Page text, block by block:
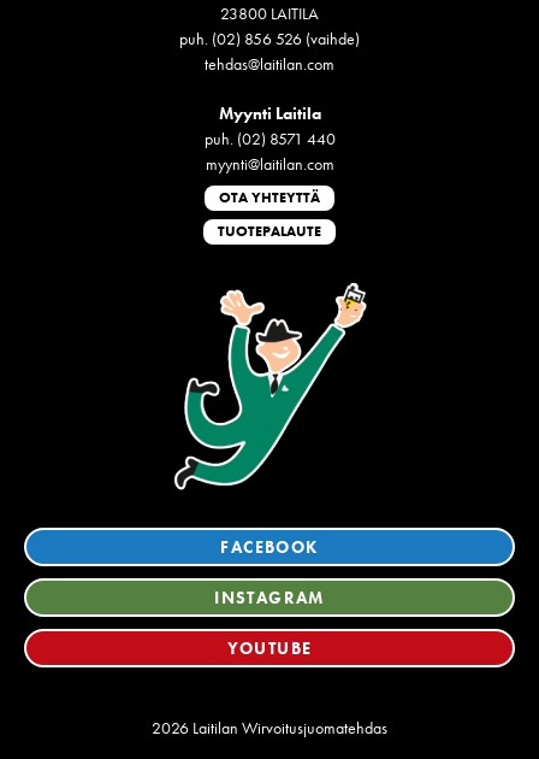
23800 LAITILA
puh. (02) 856 526 (vaihde)
tehdas@laitilan.com
Myynti Laitila
puh. (02) 8571 440
myynti@laitilan.com
OTA YHTEYTTÄ
TUOTEPALAUTE
FACEBOOK
INSTAGRAM
YOUTUBE
2026 Laitilan Wirvoitusjuomatehdas